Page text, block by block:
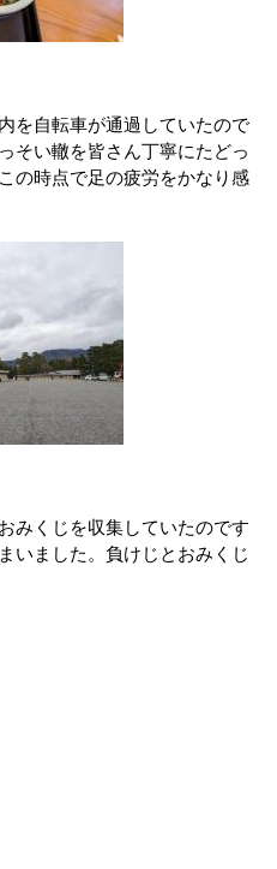
を自転車が通過していたので
そい轍を皆さん丁寧にたどっ
の時点で足の疲労をかなり感
みくじを収集していたのです
いました。負けじとおみくじ